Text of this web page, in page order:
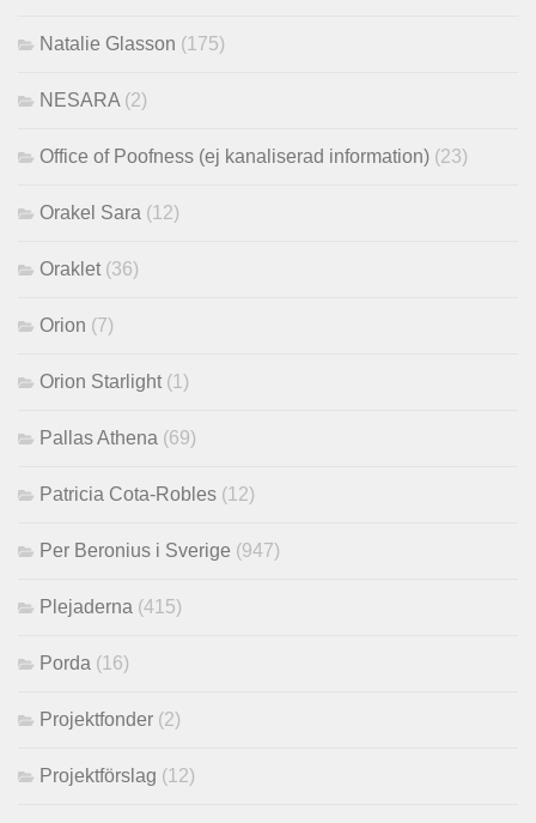
Natalie Glasson (175)
NESARA(2)
Office of Poofness (ej kanaliserad information) (23)
Orakel Sara (12)
Oraklet(36)
Orion (7)
Orion Starlight(1)
Pallas Athena (69)
Patricia Cota-Robles (12)
Per Beronius i Sverige (947)
Plejaderna (415)
Porda (16)
Projektfonder (2)
Projektförslag (12)